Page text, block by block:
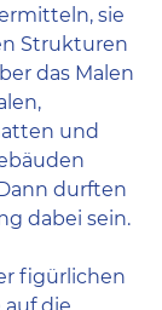
sie
Strukturen
das Malen
und
durften
dabei sein.
figürlichen